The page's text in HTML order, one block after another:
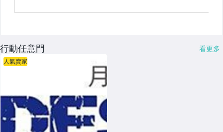
行動任意門 看更多
人氣賣家